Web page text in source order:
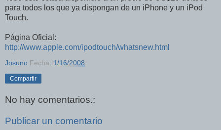
para todos los que ya dispongan de un iPhone y un iPod
Touch.
Página Oficial:
http://www.apple.com/ipodtouch/whatsnew.html
Josuno Fecha: 1/16/2008
Compartir
No hay comentarios.:
Publicar un comentario